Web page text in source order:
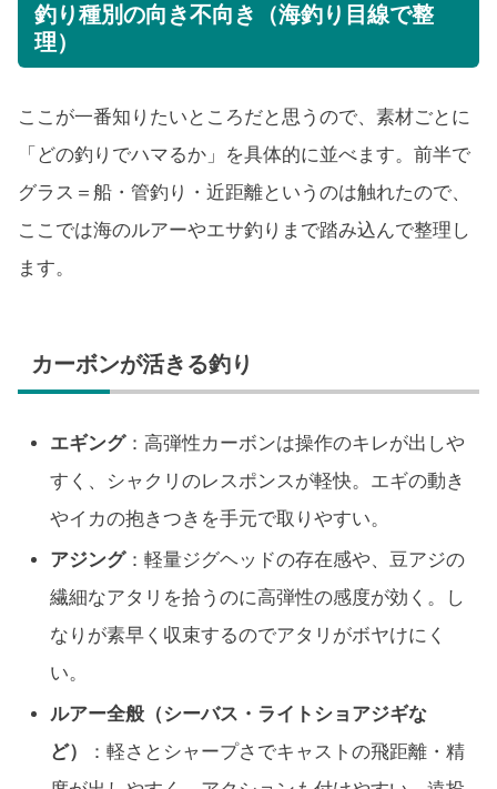
釣り種別の向き不向き（海釣り目線で整
理）
ここが一番知りたいところだと思うので、素材ごとに
「どの釣りでハマるか」を具体的に並べます。前半で
グラス＝船・管釣り・近距離というのは触れたので、
ここでは海のルアーやエサ釣りまで踏み込んで整理し
ます。
カーボンが活きる釣り
エギング：高弾性カーボンは操作のキレが出しや
すく、シャクリのレスポンスが軽快。エギの動き
やイカの抱きつきを手元で取りやすい。
アジング：軽量ジグヘッドの存在感や、豆アジの
繊細なアタリを拾うのに高弾性の感度が効く。し
なりが素早く収束するのでアタリがボヤけにく
い。
ルアー全般（シーバス・ライトショアジギな
ど）
：軽さとシャープさでキャストの飛距離・精